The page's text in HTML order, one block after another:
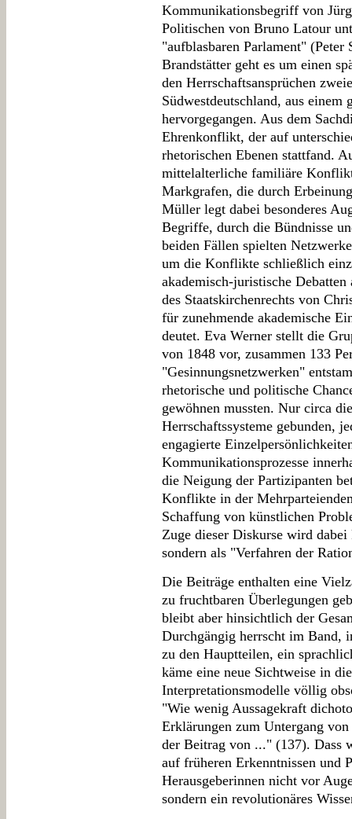
Kommunikationsbegriff von
Politischen von Bruno Latour
"aufblasbaren Parlament"
Brandstätter geht es um einen
den Herrschaftsansprüchen
Südwestdeutschland, aus einem
hervorgegangen. Aus dem
Ehrenkonflikt, der auf
rhetorischen Ebenen stattfand.
mittelalterliche familiäre
Markgrafen, die durch
Müller legt dabei besonderes
Begriffe, durch die Bündnisse
beiden Fällen spielten
um die Konflikte schließlich
akademisch-juristische
des Staatskirchenrechts von
für zunehmende akademische
deutet. Eva Werner stellt die
von 1848 vor, zusammen 133
"Gesinnungsnetzwerken"
rhetorische und politische
gewöhnen mussten. Nur circa
Herrschaftssysteme gebunden,
engagierte
Kommunikationsprozesse
die Neigung der Partizipanten
Konflikte in der
Schaffung von künstlichen
Zuge dieser Diskurse wird
sondern als "Verfahren der
Die Beiträge enthalten eine
zu fruchtbaren Überlegungen
bleibt aber hinsichtlich der
Durchgängig herrscht im Band,
zu den Hauptteilen, ein
käme eine neue Sichtweise in
Interpretationsmodelle völlig
"Wie wenig Aussagekraft
Erklärungen zum Untergang
der Beitrag von ..." (137). Dass
auf früheren Erkenntnissen und
Herausgeberinnen nicht vor
sondern ein revolutionäres